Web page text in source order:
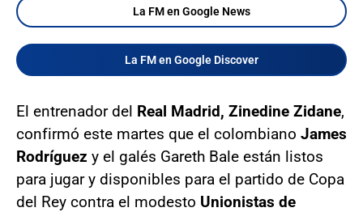
La FM en Google News
La FM en Google Discover
El entrenador del Real Madrid, Zinedine Zidane,
confirmó este martes que el colombiano James
Rodríguez y el galés Gareth Bale están listos
para jugar y disponibles para el partido de Copa
del Rey contra el modesto Unionistas de